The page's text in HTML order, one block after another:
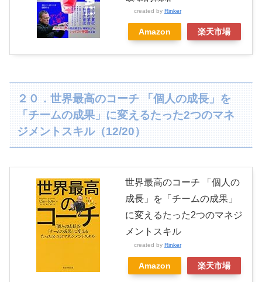
created by Rinker
Amazon 楽天市場
２０．世界最高のコーチ 「個人の成長」を
「チームの成果」に変えるたった2つのマネ
ジメントスキル（12/20）
世界最高のコーチ 「個人の
成長」を「チームの成果」
に変えるたった2つのマネジ
メントスキル
created by Rinker
Amazon 楽天市場